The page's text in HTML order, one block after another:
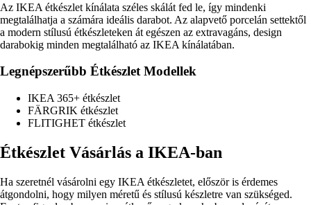
Az IKEA étkészlet kínálata széles skálát fed le, így mindenki
megtalálhatja a számára ideális darabot. Az alapvető porcelán settektől
a modern stílusú étkészleteken át egészen az extravagáns, design
darabokig minden megtalálható az IKEA kínálatában.
Legnépszerűbb Étkészlet Modellek
IKEA 365+ étkészlet
FÄRGRIK étkészlet
FLITIGHET étkészlet
Étkészlet Vásárlás a IKEA-ban
Ha szeretnél vásárolni egy IKEA étkészletet, először is érdemes
átgondolni, hogy milyen méretű és stílusú készletre van szükséged.